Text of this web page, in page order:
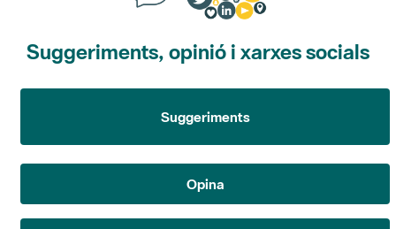
Suggeriments, opinió i xarxes socials
Suggeriments
Opina